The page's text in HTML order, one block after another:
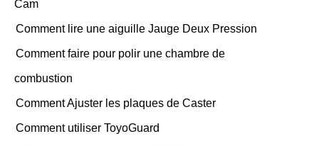
Cam
Comment lire une aiguille Jauge Deux Pression
Comment faire pour polir une chambre de
combustion
Comment Ajuster les plaques de Caster
Comment utiliser ToyoGuard